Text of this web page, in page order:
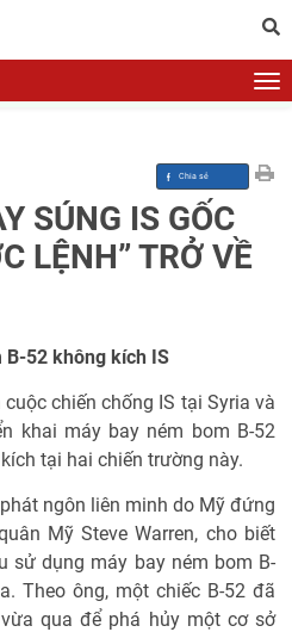
SÚNG IS GỐC
LỆNH” TRỞ VỀ
B-52 không kích IS
chiến chống IS tại Syria và
khai máy bay ném bom B-52
tại hai chiến trường này.
ngôn liên minh do Mỹ đứng
Mỹ Steve Warren, cho biết
sử dụng máy bay ném bom B-
Theo ông, một chiếc B-52 đã
qua để phá hủy một cơ sở